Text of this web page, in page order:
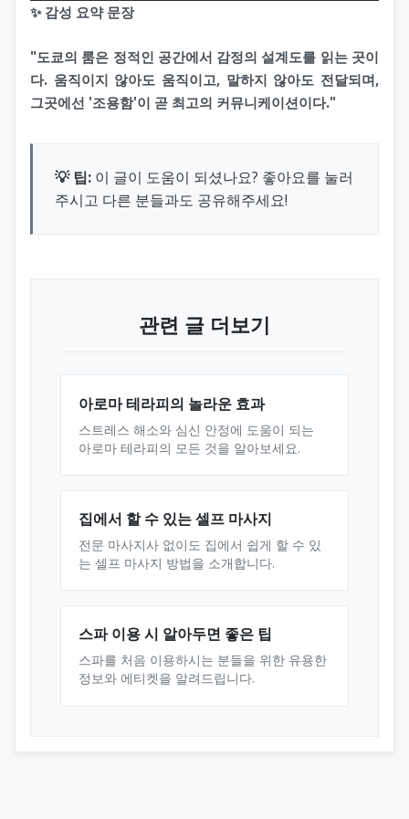
✨ 감성 요약 문장
"도쿄의 룸은 정적인 공간에서 감정의 설계도를 읽는 곳이
다. 움직이지 않아도 움직이고, 말하지 않아도 전달되며,
그곳에선 '조용함'이 곧 최고의 커뮤니케이션이다."
💡 팁: 이 글이 도움이 되셨나요? 좋아요를 눌러
주시고 다른 분들과도 공유해주세요!
관련 글 더보기
아로마 테라피의 놀라운 효과
스트레스 해소와 심신 안정에 도움이 되는
아로마 테라피의 모든 것을 알아보세요.
집에서 할 수 있는 셀프 마사지
전문 마사지사 없이도 집에서 쉽게 할 수 있
는 셀프 마사지 방법을 소개합니다.
스파 이용 시 알아두면 좋은 팁
스파를 처음 이용하시는 분들을 위한 유용한
정보와 에티켓을 알려드립니다.